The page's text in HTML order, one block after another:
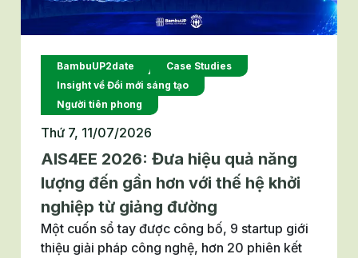
BambuUP2date
Case Studies
Insight về Đổi mới sáng tạo
Người tiên phong
Thứ 7, 11/07/2026
AIS4EE 2026: Đưa hiệu quả năng
lượng đến gần hơn với thế hệ khởi
nghiệp từ giảng đường
Một cuốn sổ tay được công bố, 9 startup giới
thiệu giải pháp công nghệ, hơn 20 phiên kết